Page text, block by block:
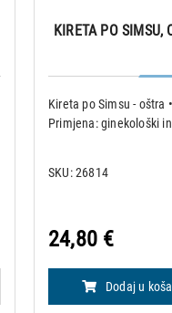
KIRETA PO
Kireta po Simsu - oštra
Primjena: ginekološki
SKU: 26814
24,80 €
Dodaj u